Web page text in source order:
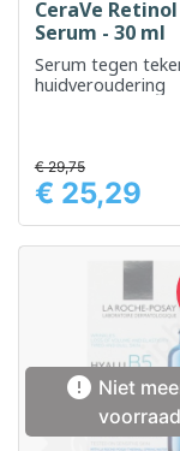
CeraVe Retinol
Serum - 30 ml
Serum tegen
huidveroudering
Prijs
€ 29,75
€ 25,29
 Niet
voorraad